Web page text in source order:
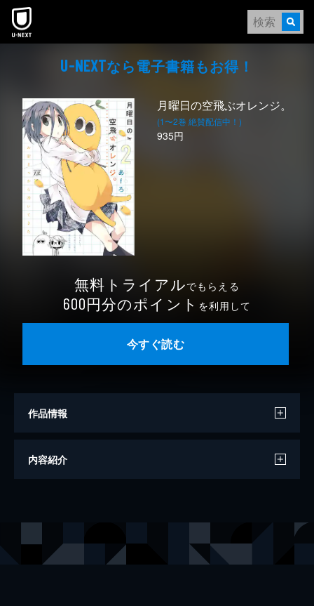
本文へスキップ
U-NEXTなら電⼦書籍もお得！
月曜日の空飛ぶオレンジ。
(1〜2巻 絶賛配信中！)
935円
無料トライアルでもらえる
600円分のポイント を利用して
今すぐ読む
作品情報
著者
内容紹介